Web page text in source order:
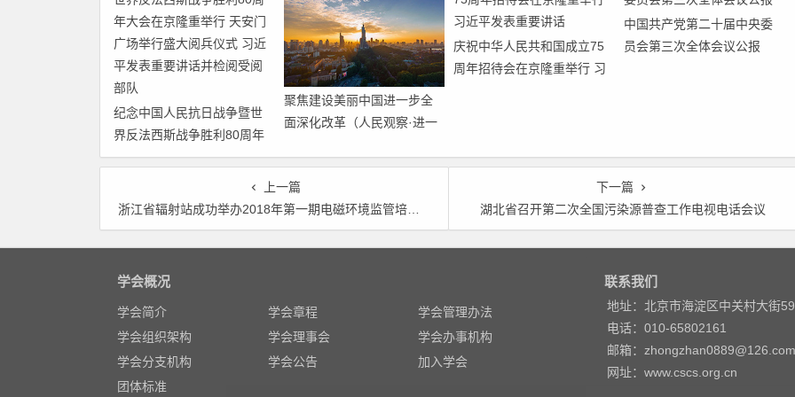
纪念中国人民抗日战争暨世
界反法西斯战争胜利80周年
大会在京隆重举行 天安门广
发表重要讲话并检阅受阅部
聚焦建设美丽中国进一步全
面深化改革（人民观察·进一
焦”）
庆祝中华人民共和国成立75
周年招待会在京隆重举行 习
中国共产党第二十届中央委
员会第三次全体会议公报
上一篇
浙江省辐射站成功举办2018年第一期电磁环境监管培训班
下一篇
湖北省召开第二次全国污染源普查工作电视电话会议
学会概况
学会简介 学会章程
学会管理办法
学会组织架构
学会理事会
学会办事机构
学会分支机构
学会公告
加入学会
团体标准
联系我们
地址：北京市海淀区中关村大街
电话：010-65802161
邮箱：zhongzhan0889@126.com
网址：www.cscs.org.cn